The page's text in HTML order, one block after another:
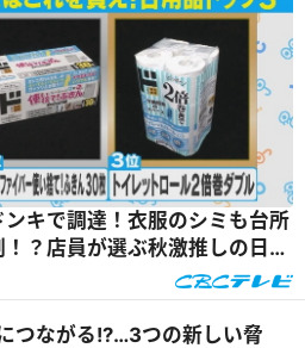
キで調達！衣服のシミも台所
？店員が選ぶ秋激推しの日用
つながる!?…3つの新しい脅